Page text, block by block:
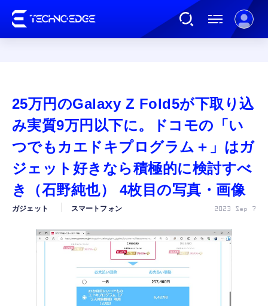
AI
ガジェット
ゲーム
カルチャー
公式ストア
FOLLOW US
25万円のGalaxy Z Fold5が下取り込
み実質9万円以下に。ドコモの「い
つでもカエドキプログラム＋」はガ
ジェット好きなら積極的に検討すべ
き（石野純也） 4枚目の写真・画像
ガジェット スマートフォン 2023 Sep 7